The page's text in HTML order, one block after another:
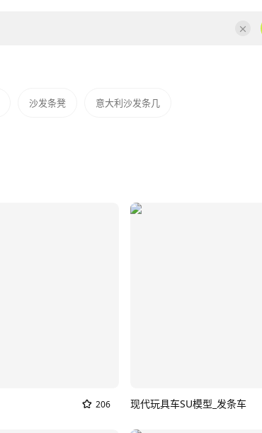
沙发条凳 意大利沙发条几
206 现代玩具车SU模型_发条车